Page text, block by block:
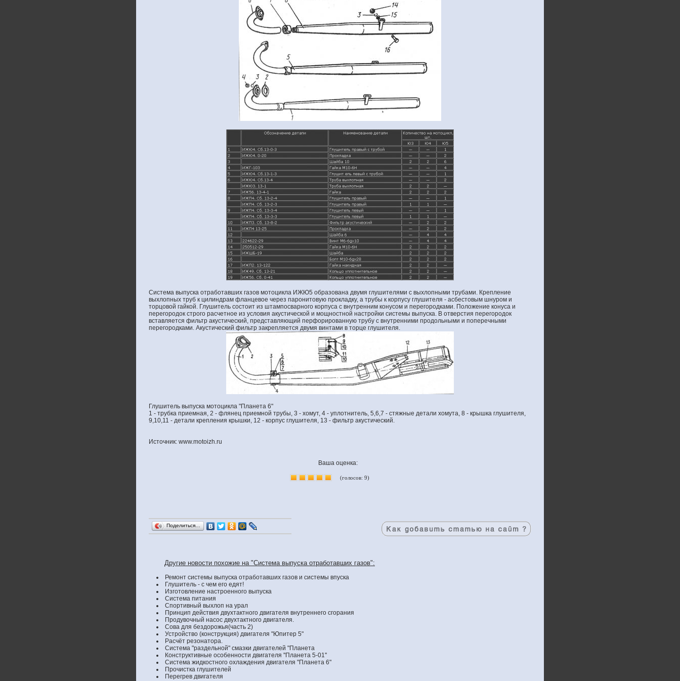
Система выпуска отработавших газов мотоцикла ИЖЮ5 образована двумя глушителями с выхлопными трубами. Крепление
выхлопных труб к цилиндрам фланцевое через паронитовую прокладку, а трубы к корпусу глушителя - асбестовым шнуром и
торцовой гайкой. Глушитель состоит из штампосварного корпуса с внутренним конусом и перегородками. Положение конуса и
перегородок строго расчетное из условия акустической и мощностной настройки системы выпуска. В отверстия перегородок
вставляется фильтр акустический, представляющий перфорированную трубу с внутренними продольными и поперечными
перегородками. Акустический фильтр закрепляется двумя винтами в торце глушителя.
Глушитель выпуска мотоцикла "Планета 6"
1 - трубка приемная, 2 - флянец приемной трубы, 3 - хомут, 4 - уплотнитель, 5,6,7 - стяжные детали хомута, 8 - крышка глушителя,
9,10,11 - детали крепления крышки, 12 - корпус глушителя, 13 - фильтр акустический.
Источник: www.motoizh.ru
Ваша оценка:
(голосов: 9)
Поделиться…
Другие новости похожие на "Система выпуска отработавших газов":
Ремонт системы выпуска отработавших газов и системы впуска
Глушитель - с чем его едят!
Изготовление настроенного выпуска
Система питания
Спортивный выхлоп на урал
Принцип действия двухтактного двигателя внутреннего сгорания
Продувочный насос двухтактного двигателя.
Сова для бездорожья(часть 2)
Устройство (конструкция) двигателя "Юпитер 5"
Расчёт резонатора.
Система "раздельной" смазки двигателей "Планета
Конструктивные особенности двигателя ''Планета 5-01''
Система жидкостного охлаждения двигателя "Планета 6"
Прочистка глушителей
Перегрев двигателя